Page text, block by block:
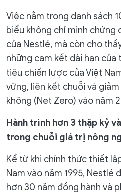
Việc nằm trong danh sách
biểu không chỉ minh chứng
của Nestlé, mà còn cho
những cam kết dài hạn
tiêu chiến lược của Việt
vững, liên kết chuỗi và
không (Net Zero) vào năm
Hành trình hơn 3 thập kỷ
trong chuỗi giá trị nông
Kể từ khi chính thức thiết
Nam vào năm 1995, Nestlé
hơn 30 năm đồng hành và